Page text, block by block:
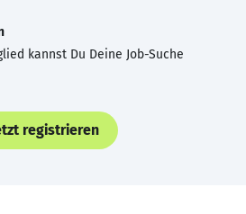
kannst Du Deine Job-Suche
registrieren